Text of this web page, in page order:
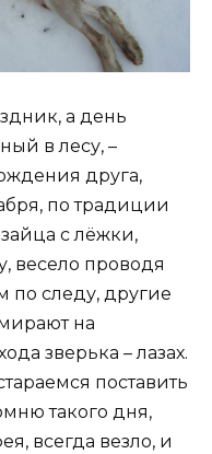
а день
в лесу, –
друга,
по традиции
с лёжки,
весело проводя
по следу, другие
на
зверька – лазах.
поставить
такого дня,
всегда везло, и